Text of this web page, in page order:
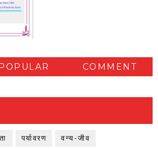
POPULAR COMMENT
पर्यावरण वन्य-जीव